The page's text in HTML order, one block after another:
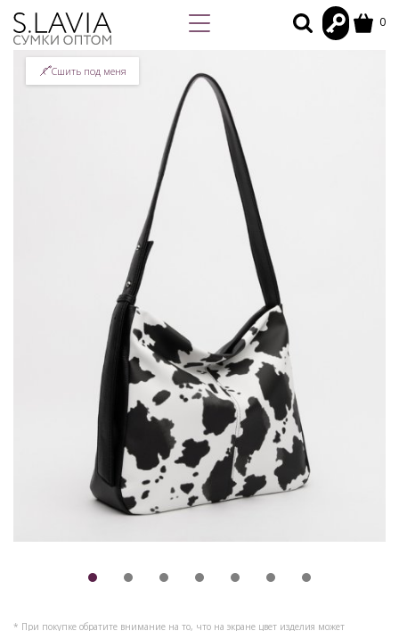
0
* При покупке обратите внимание на то, что на экране цвет изделия может
Сшить под меня